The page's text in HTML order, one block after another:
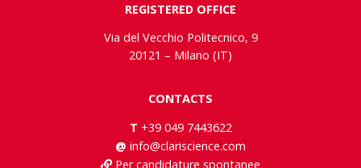
REGISTERED OFFICE
Via del Vecchio Politecnico, 9
20121 – Milano (IT)
CONTACTS
T +39 049 7443622
@ info@clariscience.com
Per candidature spontanee